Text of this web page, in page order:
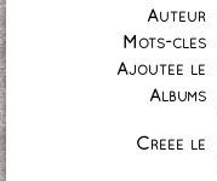
Auteur
Mots-clés
Ajoutée le
Albums
Créée le